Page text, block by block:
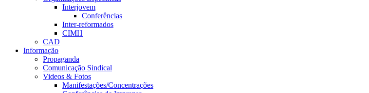
Interjovem
Conferências
Inter-reformados
CIMH
CAD
Informação
Propaganda
Comunicação Sindical
Videos & Fotos
Manifestações/Concentrações